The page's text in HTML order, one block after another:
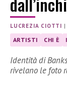
LUCREZIA CIOTTI |
ARTISTI CHI È
Identità di
rivelano le foto